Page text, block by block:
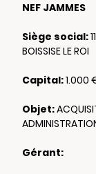
NEF JAMMES
Siège social:
BOISSISE LE ROI
Capital:1.000
Objet:
Gérant: